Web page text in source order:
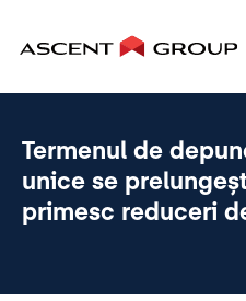
Termenul de
unice se
primesc reduceri